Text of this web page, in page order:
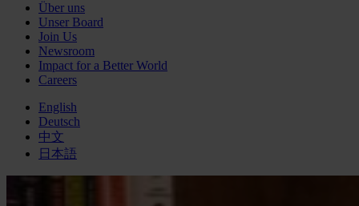
Über uns
Unser Board
Join Us
Newsroom
Impact for a Better World
Careers
English
Deutsch
中文
日本語